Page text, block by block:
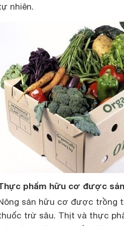
nhiên.
phẩm hữu cơ được
sản hữu cơ được trồng
trừ sâu. Thịt và thực